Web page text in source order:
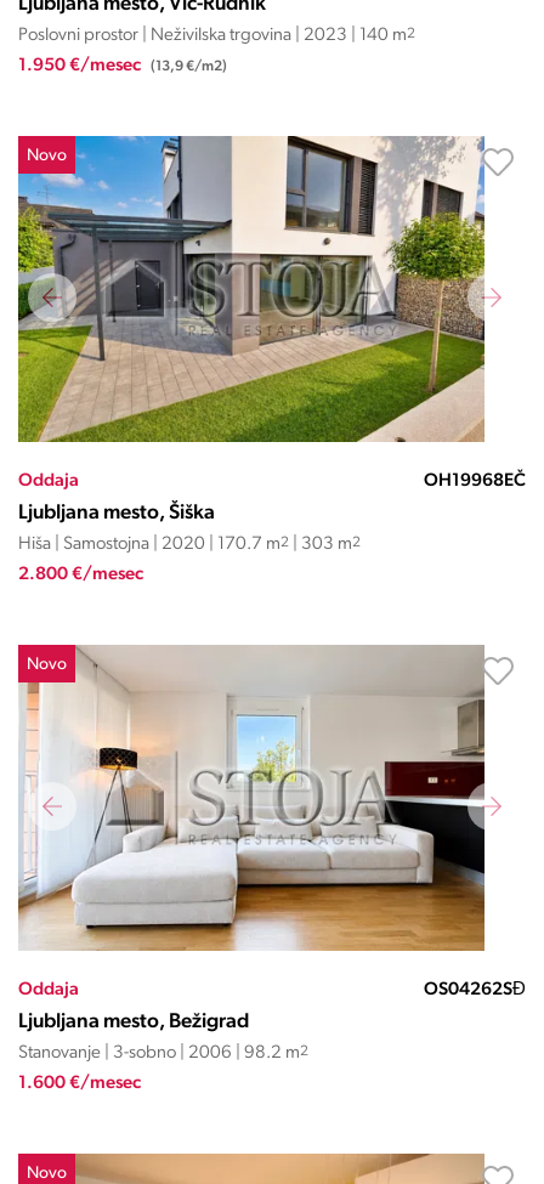
Ljubljana mesto, Vič-Rudnik
Poslovni prostor | Neživilska trgovina | 2023 | 140 m2
1.950 €/mesec (13,9 €/m2)
Novo
Oddaja OH19968EČ
Ljubljana mesto, Šiška
Hiša | Samostojna | 2020 | 170.7 m2 | 303 m2
2.800 €/mesec
Novo
Oddaja OS04262SĐ
Ljubljana mesto, Bežigrad
Stanovanje | 3-sobno | 2006 | 98.2 m2
1.600 €/mesec
Novo